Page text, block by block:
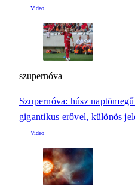
szupernóva
Szupernóva: húsz
gigantikus erővel, különös